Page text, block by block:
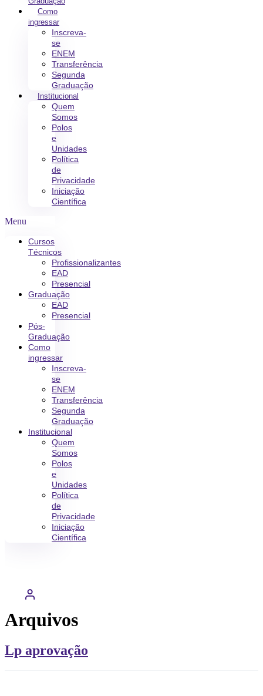
Como
ingressar
Inscreva-
se
ENEM
Transferência
Segunda
Graduação
Institucional
Quem
Somos
Polos
e
Unidades
Política
de
Privacidade
Iniciação
Científica
Menu
Cursos
Técnicos
Profissionalizantes
EAD
Presencial
Graduação
EAD
Presencial
Pós-
Graduação
Como
ingressar
Inscreva-
se
ENEM
Transferência
Segunda
Graduação
Institucional
Quem
Somos
Polos
e
Unidades
Política
de
Privacidade
Iniciação
Científica
Arquivos
Lp aprovação